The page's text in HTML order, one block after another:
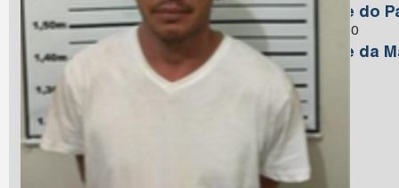
Nome do
Macedo
Nome da